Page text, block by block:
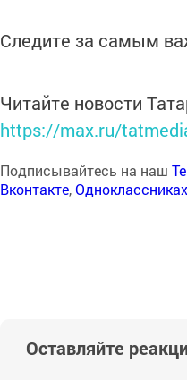
Следите за самым
Читайте новости
https://max.ru/
Подписывайтесь на наш
Вконтакте,Одноклассниках
Оставляйте